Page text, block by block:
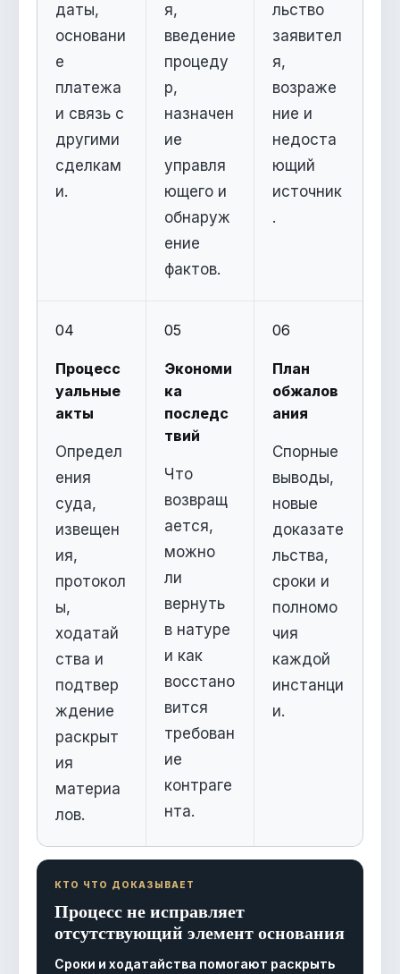
даты,
основани
е
платежа
и связь с
другими
сделкам
и.
я,
введение
процеду
р,
назначен
ие
управля
ющего и
обнаруж
ение
фактов.
льство
заявител
я,
возраже
ние и
недоста
ющий
источник
.
04
Процесс
уальные
акты
Определ
ения
суда,
извещен
ия,
протокол
ы,
ходатай
ства и
подтвер
ждение
раскрыт
ия
материа
лов.
05
Экономи
ка
последс
твий
Что
возвращ
ается,
можно
ли
вернуть
в натуре
и как
восстано
вится
требован
ие
контраге
нта.
06
План
обжалов
ания
Спорные
выводы,
новые
доказате
льства,
сроки и
полномо
чия
каждой
инстанци
и.
КТО ЧТО ДОКАЗЫВАЕТ
Процесс не исправляет
отсутствующий элемент основания
Сроки и ходатайства помогают раскрыть